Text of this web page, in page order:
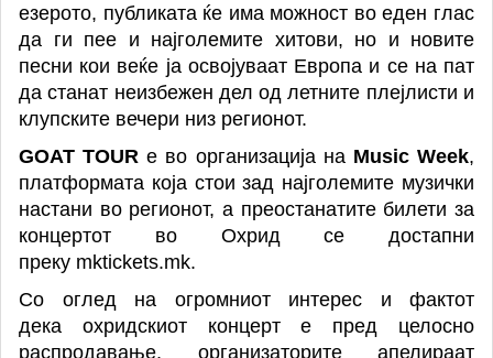
езерото, публиката ќе има можност во еден глас
да ги пее и најголемите хитови, но и новите
песни кои веќе ја освојуваат Европа и се на пат
да станат неизбежен дел од летните плејлисти и
клупските вечери низ регионот.
GOAT TOUR е во организација на Music Week,
платформата која стои зад најголемите музички
настани во регионот, а преостанатите билети за
концертот во Охрид се достапни
преку mktickets.mk.
Со оглед на огромниот интерес и фактот
дека
охридскиот
концерт е пред целосно
распродавање, организаторите апелираат